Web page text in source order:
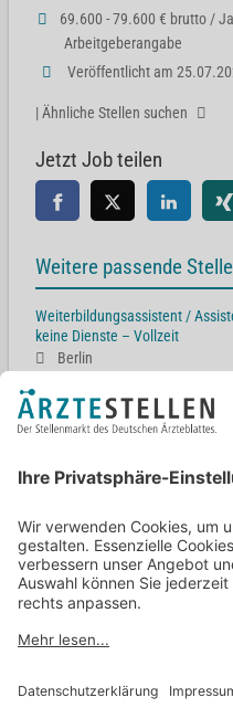
69.600 - 79.600 € brutto /
Arbeitgeberangabe
Veröffentlicht am
| Ähnliche Stellen suchen
Jetzt Job teilen
Weitere passende
Weiterbildungsassistent /
keine Dienste – Vollzeit
Berlin
Facharzt Allgemeinmedizin /
Teilzeit/Vollzeit - 92.000-
Ärztliche Leitung (m/w/d) in
München
Facharzt Allgemeinmedizin /
Teilzeit/Vollzeit - 92.000-
Berlin
Facharzt Allgemeinmedizin /
Hamburg